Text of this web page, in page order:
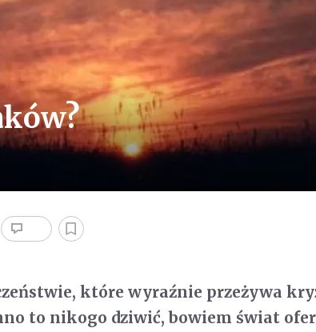
które wyraźnie przeżywa
to nikogo dziwić, bowiem świat